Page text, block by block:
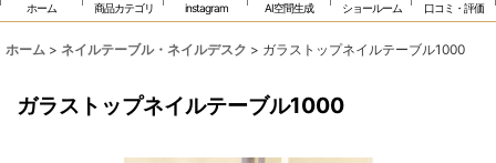
ホーム 商品カテゴリ instagram AI空間生成 ショールーム 口コミ・評価
ホーム > ネイルテーブル・ネイルデスク > ガラストップネイルテーブル1000
ガラストップネイルテーブル1000